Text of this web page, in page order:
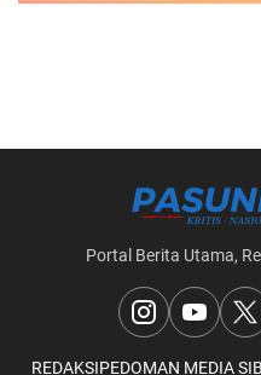
Portal Berita Utama,
REDAKSIPEDOMAN MEDIA